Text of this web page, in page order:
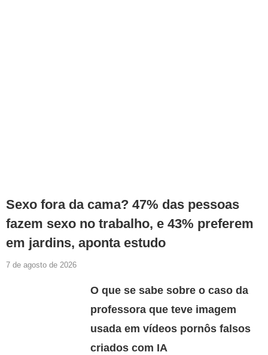
Sexo fora da cama? 47% das pessoas
fazem sexo no trabalho, e 43% preferem
em jardins, aponta estudo
7 de agosto de 2026
O que se sabe sobre o caso da
professora que teve imagem
usada em vídeos pornôs falsos
criados com IA